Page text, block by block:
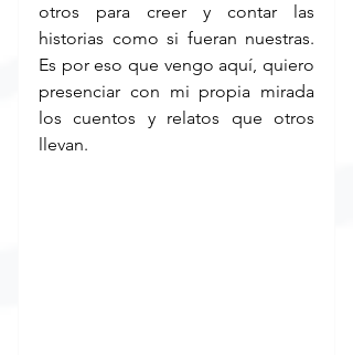
otros para creer y contar las
historias como si fueran nuestras.
Es por eso que vengo aquí, quiero
presenciar con mi propia mirada
los cuentos y relatos que otros
llevan.